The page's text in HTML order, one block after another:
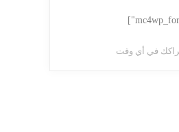
في أي وقت